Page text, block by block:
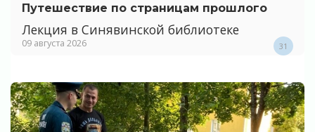
Путешествие по страницам прошлого
Лекция в Синявинской библиотеке
09 августа 2026 31